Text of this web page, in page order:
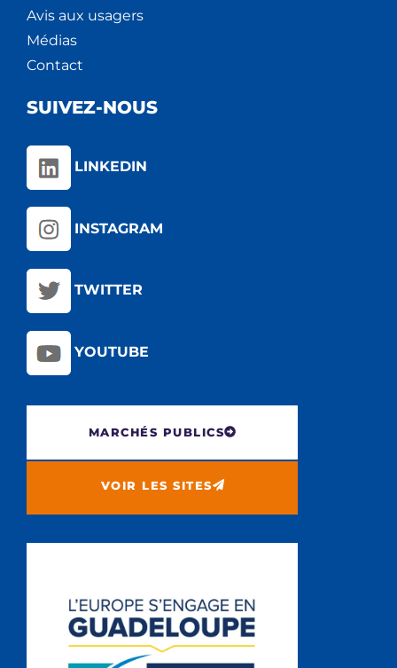
Avis aux usagers
Médias
Contact
SUIVEZ-NOUS
LINKEDIN
INSTAGRAM
TWITTER
YOUTUBE
MARCHÉS PUBLICS
VOIR LES SITES